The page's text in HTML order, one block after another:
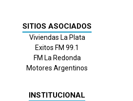
SITIOS ASOCIADOS
Viviendas La Plata
Exitos FM 99.1
FM La Redonda
Motores Argentinos
INSTITUCIONAL